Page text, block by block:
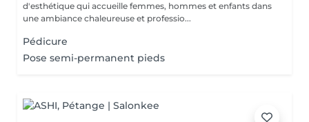
d'esthétique qui accueille femmes, hommes et enfants dans
une ambiance chaleureuse et professio...
Pédicure
Pose semi-permanent pieds